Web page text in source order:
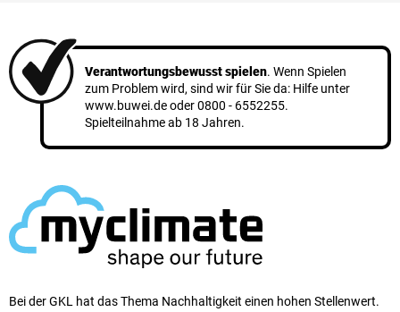
Verantwortungsbewusst spielen. Wenn Spielen
zum Problem wird, sind wir für Sie da: Hilfe unter
www.buwei.deoder0800 - 6552255.
Spielteilnahme ab 18 Jahren.
Bei der GKL hat das Thema Nachhaltigkeit einen ho­hen Stellen­wert.